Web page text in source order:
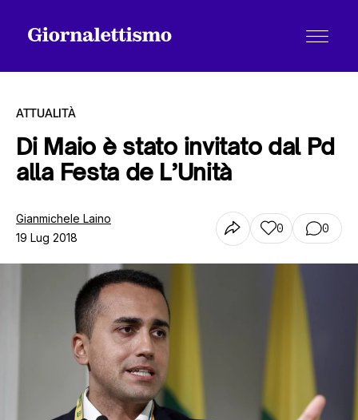
Tutti gli articoli
Chi siamo
Contatti
ATTUALITÀ
Di Maio è stato invitato dal Pd
alla Festa de L’Unità
Gianmichele Laino
19 Lug 2018
0 0